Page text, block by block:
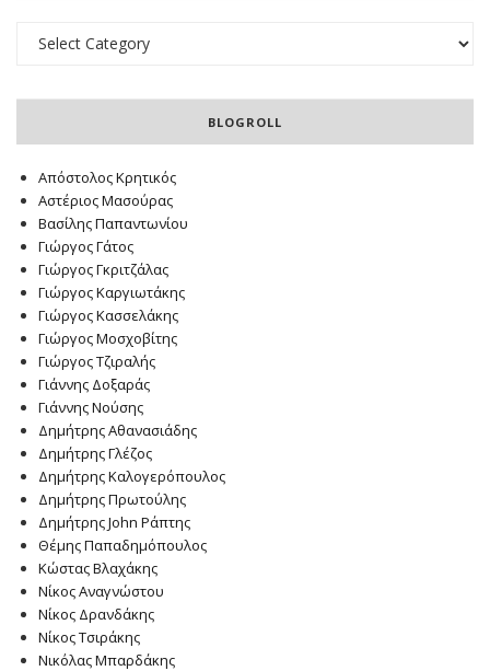
BLOGROLL
Απόστολος Κρητικός
Αστέριος Μασούρας
Βασίλης Παπαντωνίου
Γιώργος Γάτος
Γιώργος Γκριτζάλας
Γιώργος Καργιωτάκης
Γιώργος Κασσελάκης
Γιώργος Μοσχοβίτης
Γιώργος Τζιραλής
Γιάννης Δοξαράς
Γιάννης Νούσης
Δημήτρης Αθανασιάδης
Δημήτρης Γλέζος
Δημήτρης Καλογερόπουλος
Δημήτρης Πρωτούλης
Δημήτρης John Ράπτης
Θέμης Παπαδημόπουλος
Κώστας Βλαχάκης
Νίκος Αναγνώστου
Νίκος Δρανδάκης
Νίκος Τσιράκης
Νικόλας Μπαρδάκης